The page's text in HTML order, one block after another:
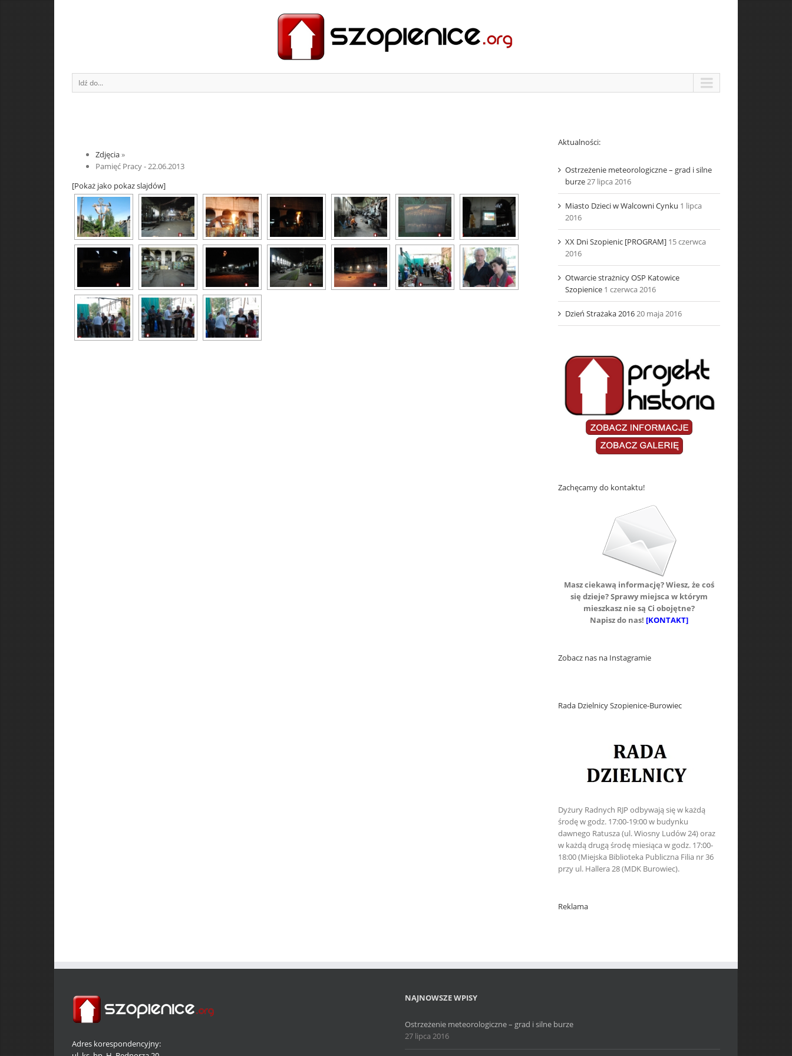
Idź do...
Zdjęcia»
Pamięć Pracy - 22.06.2013
[Pokaż jako pokaz slajdów]
Aktualności:
Ostrzeżenie meteorologiczne – grad i silne
burze27 lipca 2016
Miasto Dzieci w Walcowni Cynku 1 lipca
2016
XX Dni Szopienic [PROGRAM] 15 czerwca
2016
Otwarcie strażnicy OSP Katowice
Szopienice 1 czerwca 2016
Dzień Strażaka 201620 maja 2016
Zachęcamy do kontaktu!
Masz ciekawą informację? Wiesz, że coś
się dzieje? Sprawy miejsca w którym
mieszkasz nie są Ci obojętne?
Napisz do nas! [KONTAKT]
Zobacz nas na Instagramie
Rada Dzielnicy Szopienice-Burowiec
Dyżury Radnych RJP odbywają się w każdą
środę w godz. 17:00-19:00 w budynku
dawnego Ratusza (ul. Wiosny Ludów 24) oraz
w każdą drugą środę miesiąca w godz. 17:00-
18:00 (Miejska Biblioteka Publiczna Filia nr 36
przy ul. Hallera 28 (MDK Burowiec).
Reklama
Adres korespondencyjny:
NAJNOWSZE WPISY
Ostrzeżenie meteorologiczne – grad i silne burze
27 lipca 2016